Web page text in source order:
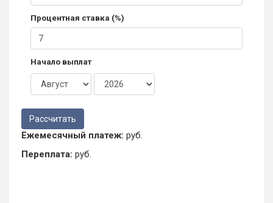
Процентная ставка (%)
Начало выплат
Ежемесячный платеж: руб.
Переплата: руб.